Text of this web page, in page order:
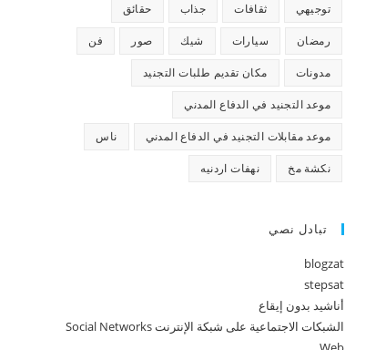
توجيهي ثقافات جذاب حقائق
رمضان سيارات شيك صور فن
مدونات مكان تقديم طلبات التجنيد
موعد التجنيد في الدفاع المدني
موعد مقابلات التجنيد في الدفاع المدني ناس
نكشة مخ نهفات اردنيه
تبادل نصي
blogzat
stepsat
أناشيد بدون إيقاع
الشبكات الاجتماعية على شبكة الإنترنت Social Networks